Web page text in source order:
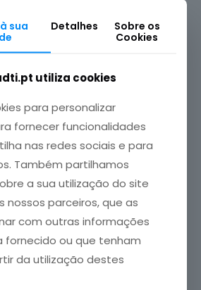
em 12 Dezembro, 2014
de Gorduras
de alimentos, que compõem
saudável, existem gorduras com
para o […]
sua
Detalhes
Sobre os
Cookies
utiliza cookies
para personalizar
fornecer funcionalidades
nas redes sociais e para
Também partilhamos
a sua utilização do site
nossos parceiros, que as
com outras informações
fornecido ou que tenham
da utilização destes